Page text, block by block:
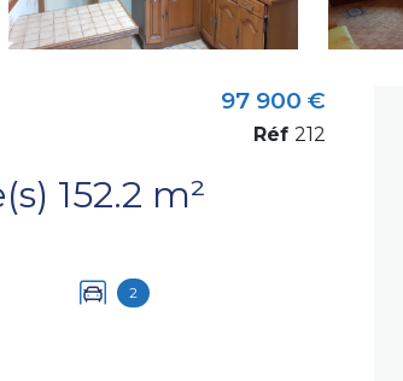
Maison 8 pièce(s) 4 chambre(s) 152.2 m²
2
97 900 €
Réf 212